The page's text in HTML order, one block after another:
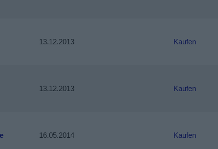
13.12.2013 Kaufen
13.12.2013 Kaufen
16.05.2014 Kaufen